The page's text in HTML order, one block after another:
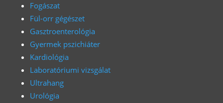
Fogászat
Fül-orr gégészet
Gasztroenterológia
Gyermek pszichiáter
Kardiológia
Laboratóriumi vizsgálat
Ultrahang
Urológia